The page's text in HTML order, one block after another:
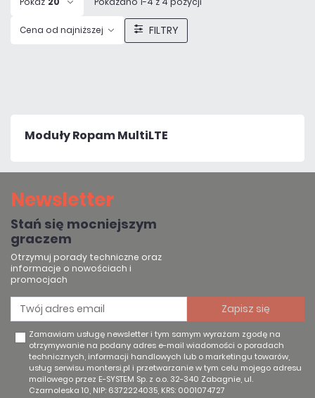
Cena od najniższej FILTRY
Moduły Ropam MultiLTE
Newsletter
Stań się mocniejszym
graczem
Otrzymuj porady techniczne oraz
informacje o nowościach i
promocjach
Zamawiam usługę newsletter i tym samym wyrażam zgodę na
otrzymywanie na podany adres e-mail wiadomości o poradach
technicznych, informacji handlowych lub o marketingu towarów,
usług serwisu montersi.pl i przetwarzanie w tym celu mojego adresu
mailowego przez E-SYSTEM Sp. z o.o. 32-340 Zabagnie, ul.
Czarnoleska 10, NIP: 6372224035, KRS: 0001074727